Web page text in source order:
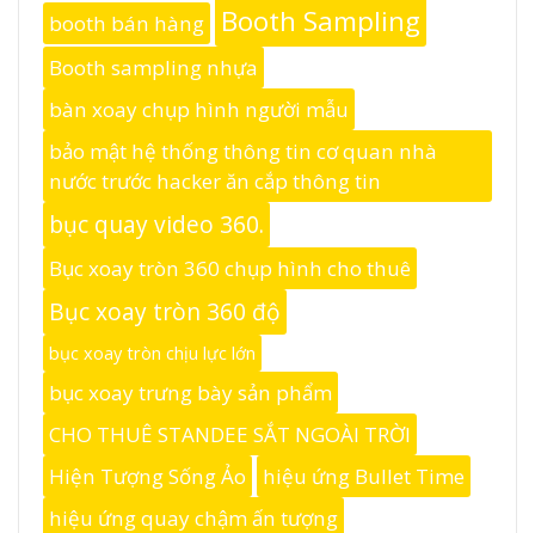
booth bán hàng Booth Sampling
Booth sampling nhựa
bàn xoay chụp hình người mẫu
bảo mật hệ thống thông tin cơ quan nhà
nước trước hacker ăn cắp thông tin
bục quay video 360.
Bục xoay tròn 360 chụp hình cho thuê
Bục xoay tròn 360 độ
bục xoay tròn chịu lực lớn
bục xoay trưng bày sản phẩm
CHO THUÊ STANDEE SẮT NGOÀI TRỜI
Hiện Tượng Sống Ảo
hiệu ứng Bullet Time
hiệu ứng quay chậm ấn tượng